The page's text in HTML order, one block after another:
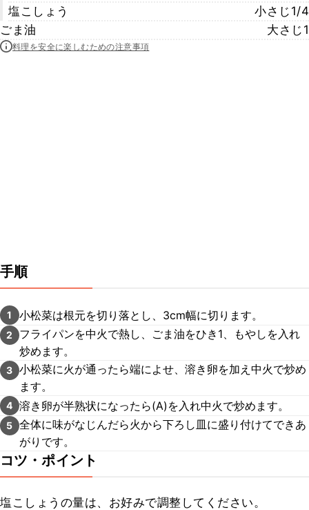
塩こしょう
小さじ1/4
ごま油
大さじ1
料理を安全に楽しむための注意事項
手順
1 小松菜は根元を切り落とし、3cm幅に切ります。
2
フライパンを中火で熱し、ごま油をひき1、もやしを入れ
炒めます。
3 小松菜に火が通ったら端によせ、溶き卵を加え中火で炒め
ます。
4 溶き卵が半熟状になったら(A)を入れ中火で炒めます。
5 全体に味がなじんだら火から下ろし皿に盛り付けてできあ
がりです。
コツ・ポイント
塩こしょうの量は、お好みで調整してください。